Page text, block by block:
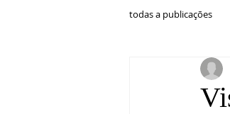
todas a publicações